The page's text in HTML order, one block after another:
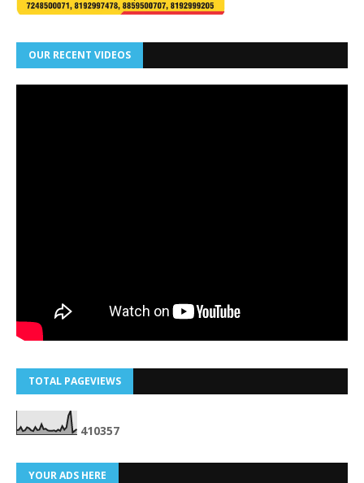
OUR RECENT VIDEOS
TOTAL PAGEVIEWS
410357
YOUR ADS HERE